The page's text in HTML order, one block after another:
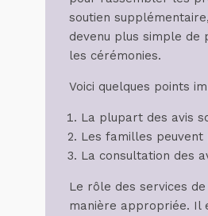
soutien
devenu plus simple de
les cérémonies.
Voici quelques points
La plupart des avis
Les familles
La consultation des
Le rôle des services
manière appropriée. Il